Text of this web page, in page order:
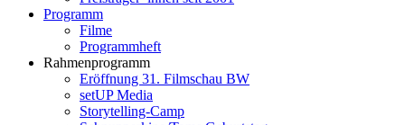
Programm
Filme
Programmheft
Rahmenprogramm
Eröffnung 31. Filmschau BW
setUP Media
Storytelling-Camp